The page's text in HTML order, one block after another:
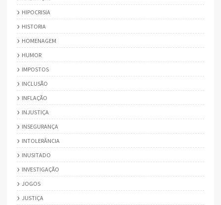
HIPOCRISIA
HISTORIA
HOMENAGEM
HUMOR
IMPOSTOS
INCLUSÃO
INFLAÇÃO
INJUSTIÇA
INSEGURANÇA
INTOLERÂNCIA
INUSITADO
INVESTIGAÇÃO
JOGOS
JUSTIÇA